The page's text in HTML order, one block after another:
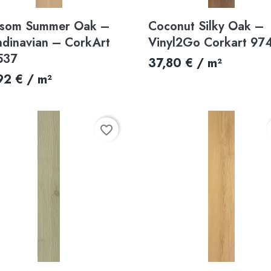
 Aperçu rapide
Summer Oak –
– CorkArt
€ / m²
 Aperçu rapide
Coconut Silky Oak –
Vinyl2Go Corkart
37,80 € / m²
favorite_border